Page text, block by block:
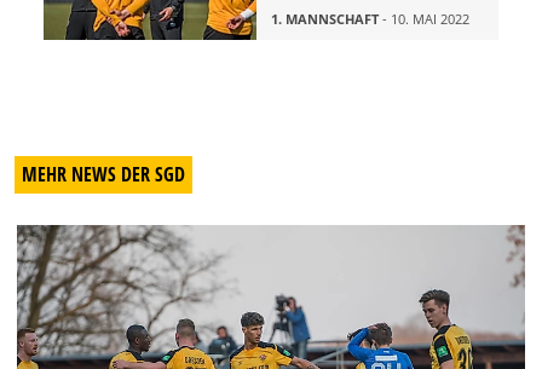
1. MANNSCHAFT- 10. MAI 2022
MEHR NEWS DER SGD